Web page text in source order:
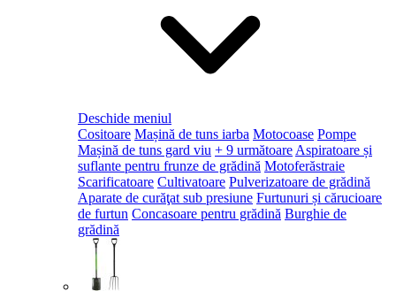
Deschide meniul
Cositoare Mașină de tuns iarba Motocoase Pompe
Mașină de tuns gard viu + 9 următoare Aspiratoare și
suflante pentru frunze de grădină Motoferăstraie
Scarificatoare Cultivatoare Pulverizatoare de grădină
Aparate de curăţat sub presiune Furtunuri și cărucioare
de furtun Concasoare pentru grădină Burghie de
grădină